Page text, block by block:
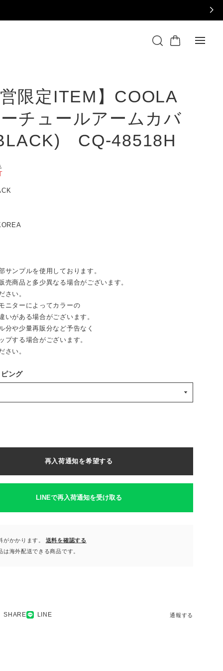
限定ITEM】COOLA
チュールアームカバ
CQ-48518H
サンプルを使用しております。
商品と多少異なる場合がございます。
い。
ニターによってカラーの
がある場合がございます。
分や少量再販分など予告なく
する場合がございます。
い。
ング
再入荷通知を希望する
LINEで再入荷通知を受け取る
かかります。
送料を確認する
海外配送できる商品です。
SHARE LINE 通報する